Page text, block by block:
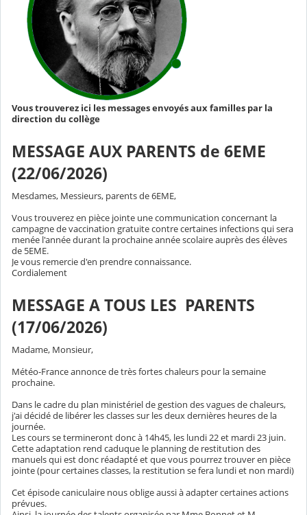
Vous trouverez ici les messages envoyés aux familles par la
direction du collège
MESSAGE AUX PARENTS de 6EME
(22/06/2026)
Mesdames, Messieurs, parents de 6EME,
Vous trouverez en pièce jointe une communication concernant la
campagne de vaccination gratuite contre certaines infections qui sera
menée l'année durant la prochaine année scolaire auprès des élèves
de 5EME.
Je vous remercie d'en prendre connaissance.
Cordialement
MESSAGE A TOUS LES PARENTS
(17/06/2026)
Madame, Monsieur,
Météo-France annonce de très fortes chaleurs pour la semaine
prochaine.
Dans le cadre du plan ministériel de gestion des vagues de chaleurs,
j'ai décidé de libérer les classes sur les deux dernières heures de la
journée.
Les cours se termineront donc à 14h45, les lundi 22 et mardi 23 juin.
Cette adaptation rend caduque le planning de restitution des
manuels qui est donc réadapté et que vous pourrez trouver en pièce
jointe (pour certaines classes, la restitution se fera lundi et non mardi)
Cet épisode caniculaire nous oblige aussi à adapter certaines actions
prévues.